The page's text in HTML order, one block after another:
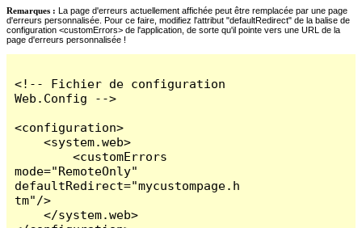
Remarques : La page d'erreurs actuellement affichée peut être remplacée par une page
d'erreurs personnalisée. Pour ce faire, modifiez l'attribut "defaultRedirect" de la balise de
configuration <customErrors> de l'application, de sorte qu'il pointe vers une URL de la
page d'erreurs personnalisée !
<!-- Fichier de configuration
Web.Config -->
<configuration>
    <system.web>
        <customErrors
mode="RemoteOnly"
defaultRedirect="mycustompage.h
tm"/>
    </system.web>